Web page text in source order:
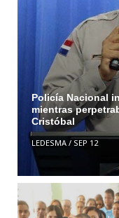
Policía Nacional
mientras
Cristóbal
LEDESMA/ SEP 12